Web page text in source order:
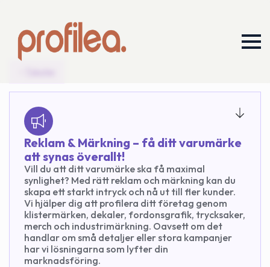
Reklam & Märkning – få ditt varumärke
att synas överallt!
Vill du att ditt varumärke ska få maximal
synlighet? Med rätt reklam och märkning kan du
skapa ett starkt intryck och nå ut till fler kunder.
Vi hjälper dig att profilera ditt företag genom
klistermärken, dekaler, fordonsgrafik, trycksaker,
merch och industrimärkning. Oavsett om det
handlar om små detaljer eller stora kampanjer
har vi lösningarna som lyfter din
marknadsföring.